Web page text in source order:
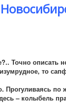
Точно описать
то
Прогуливаясь
– колыбель